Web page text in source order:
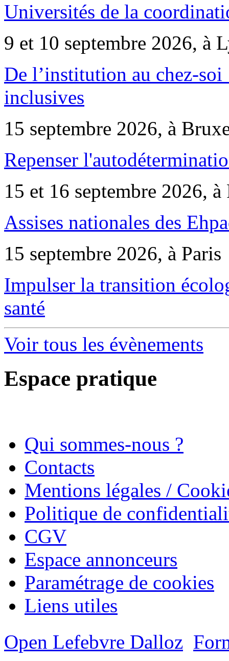
Universités de la
9 et 10 septembre 2026, à
De l’institution au chez-
inclusives
15 septembre 2026, à
Repenser
15 et 16 septembre 2026, à
Assises nationales des
15 septembre 2026, à Paris
Impulser la transition
santé
Voir tous les évènements
Espace pratique
Qui sommes-nous ?
Contacts
Mentions légales /
Politique de
CGV
Espace annonceurs
Paramétrage de cookies
Liens utiles
Open Lefebvre Dalloz